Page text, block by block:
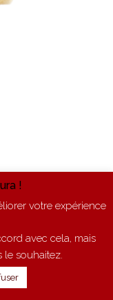
!
votre expérience
avec cela, mais
le souhaitez.